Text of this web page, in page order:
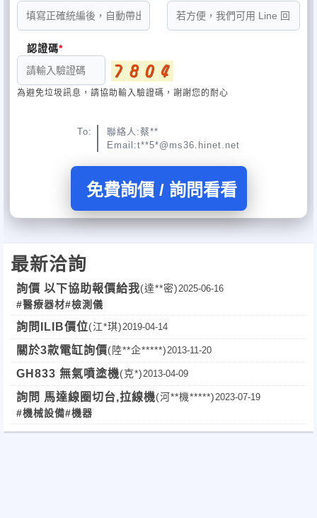
認證碼
為避免垃圾訊息，請協助輸入驗證碼，謝謝您的耐心
To:
聯絡人:蔡**
Email:t**5*@ms36.hinet.net
免費詢價 / 詢問看看
最新洽詢
詢價 以下協助報價給我(達**密)2025-06-16
#醫療器材#檢測儀
詢問ILIB價位(江*琪)2019-04-14
關於3款電缸詢價(陸**企*****)2013-11-20
GH833 無氣噴塗機(克*)2013-04-09
詢問 馬達線圈切台,拉線機(河**機*****)2023-07-19
#機械設備#機器